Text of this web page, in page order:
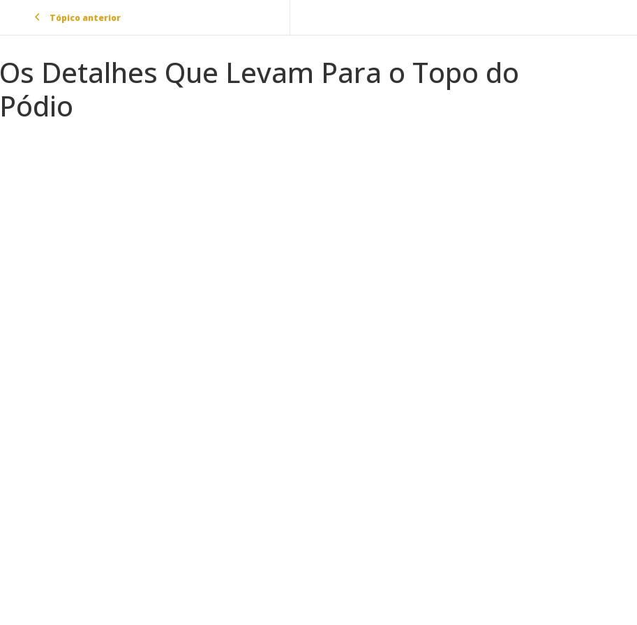
Tópico anterior
Os Detalhes Que Levam Para o Topo do
Pódio